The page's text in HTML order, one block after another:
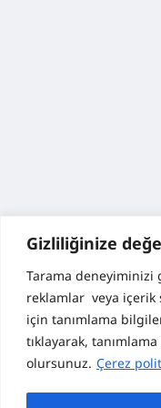
Gizliliğinize
Tarama
reklamlar veya içerik
için tanımlama
tıklayarak,
olursunuz. Çerez